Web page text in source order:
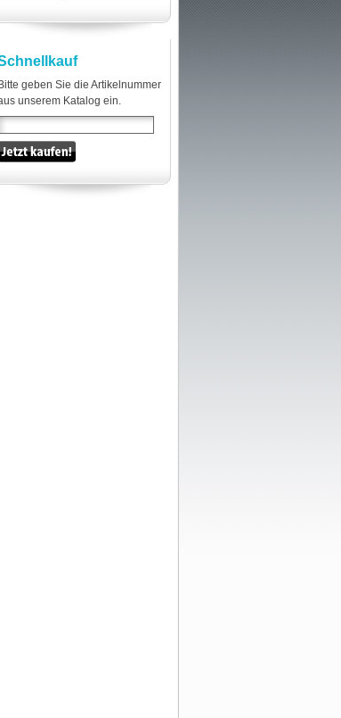
Bitte geben Sie die Artikelnummer
unserem Katalog ein.